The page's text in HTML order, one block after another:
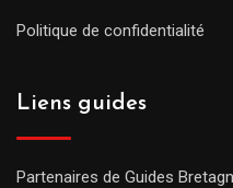
Politique de confidentialité
Liens guides
Partenaires de Guides